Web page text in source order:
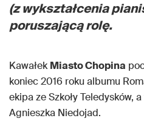
(z wykształcenia
poruszającą rolę.
KawałekMiasto Chopina
koniec 2016 roku albumu
ekipa ze Szkoły Teledysków,
Agnieszka Niedojad.